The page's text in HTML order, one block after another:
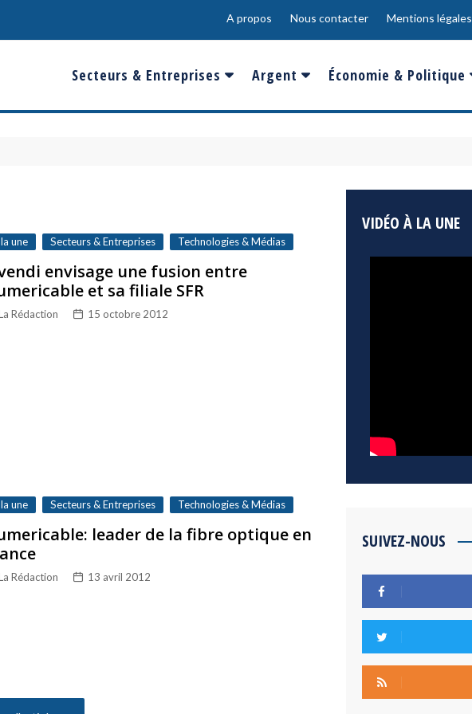
A propos Nous contacter Mentions légales
Secteurs & Entreprises
Banques & Finances
Défense & Aéronautique
Santé & Biotechnologie
Technologies & Médias
Argent
Salaire
Epargne & Placements
Économie & Politique
France
une Secteurs & Entreprises Technologies & Médias
envisage une fusion entre
et sa filiale SFR
Rédaction 15 octobre 2012
une Secteurs & Entreprises Technologies & Médias
leader de la fibre optique en
Rédaction 13 avril 2012
VIDÉO À LA UNE
SUIVEZ-NOUS